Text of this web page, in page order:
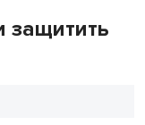
защитить